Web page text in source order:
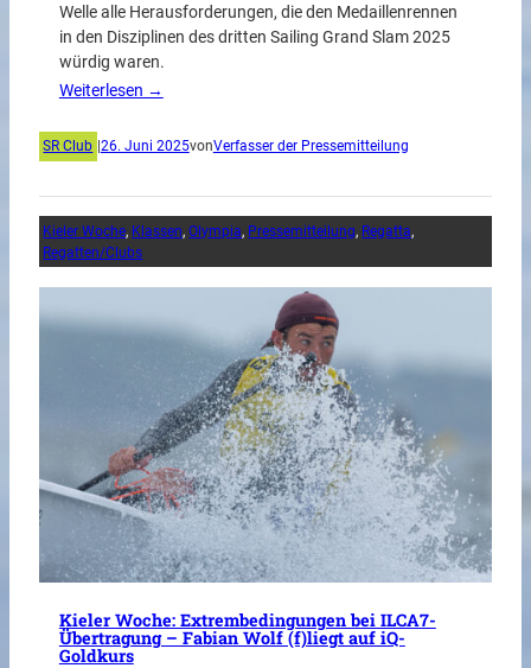
Welle alle Herausforderungen, die den Medaillenrennen
in den Disziplinen des dritten Sailing Grand Slam 2025
würdig waren.
Weiterlesen →
SR Club 26. Juni 2025vonVerfasser der Pressemitteilung
Kieler Woche, Klassen, Olympia, Pressemitteilung, Regatta
Regatten/Clubs
Kieler Woche: Extrembedingungen bei ILCA7-
Übertragung – Fabian Wolf (f)liegt auf iQ-
Goldkurs